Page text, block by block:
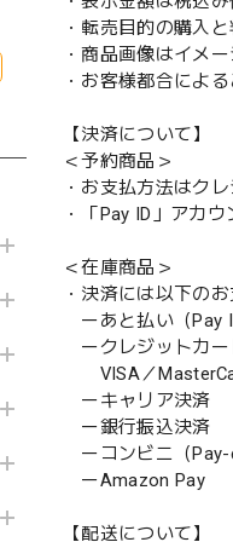
・転売目的の購入
・商品画像はイメ
・お客様都合によ
【決済について】
＜予約商品＞
・お支払方法はク
・「Pay ID」アカ
＜在庫商品＞
・決済には以下の
ーあと払い（Pay
ークレジットカー
VISA／
ーキャリア決済
ー銀行振込決済
ーコンビニ（Pay-
ーAmazon Pay
【配送について】